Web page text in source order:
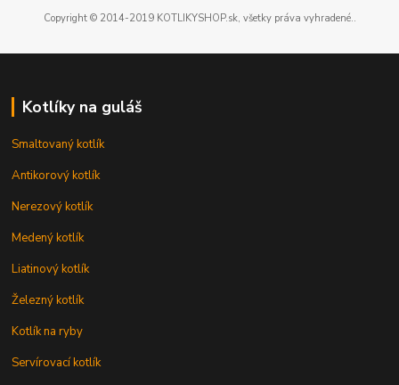
Copyright © 2014-2019 KOTLIKYSHOP.sk, všetky práva vyhradené..
Kotlíky na guláš
Smaltovaný kotlík
Antikorový kotlík
Nerezový kotlík
Medený kotlík
Liatinový kotlík
Železný kotlík
Kotlík na ryby
Servírovací kotlík